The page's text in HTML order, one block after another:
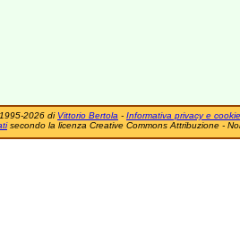
2026 di Vittorio Bertola - Informativa privacy e cookie
secondo la licenza Creative Commons Attribuzione -